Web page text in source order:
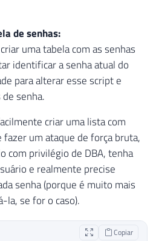
de senhas:
uma tabela com as senhas
identificar a senha atual do
para alterar esse script e
senha.
criar uma lista com
um ataque de força bruta,
com privilégio de DBA, tenha
e realmente precise
senha (porque é muito mais
se for o caso).
Copiar